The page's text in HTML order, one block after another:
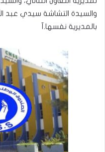
والسيدة التشاشة سيدي عبد
بالمديرية نفسها.